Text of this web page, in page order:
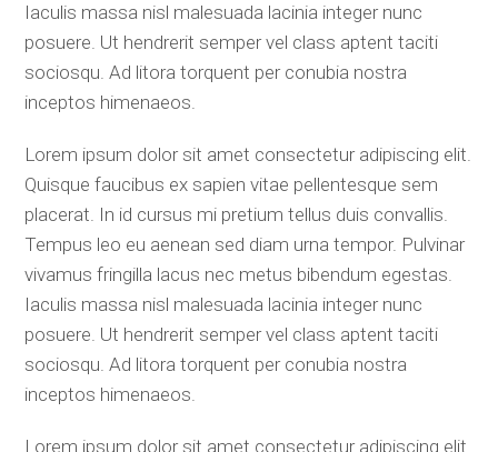
Iaculis massa nisl malesuada lacinia integer nunc
posuere. Ut hendrerit semper vel class aptent taciti
sociosqu. Ad litora torquent per conubia nostra
inceptos himenaeos.
Lorem ipsum dolor sit amet consectetur adipiscing elit.
Quisque faucibus ex sapien vitae pellentesque sem
placerat. In id cursus mi pretium tellus duis convallis.
Tempus leo eu aenean sed diam urna tempor. Pulvinar
vivamus fringilla lacus nec metus bibendum egestas.
Iaculis massa nisl malesuada lacinia integer nunc
posuere. Ut hendrerit semper vel class aptent taciti
sociosqu. Ad litora torquent per conubia nostra
inceptos himenaeos.
Lorem ipsum dolor sit amet consectetur adipiscing elit.